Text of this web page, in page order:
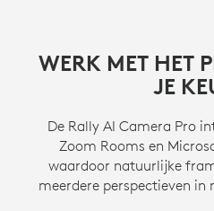
WERK MET HET
JE
De Rally AI Camera Pro
Zoom Rooms en
waardoor natuurlijke
meerdere perspectieven